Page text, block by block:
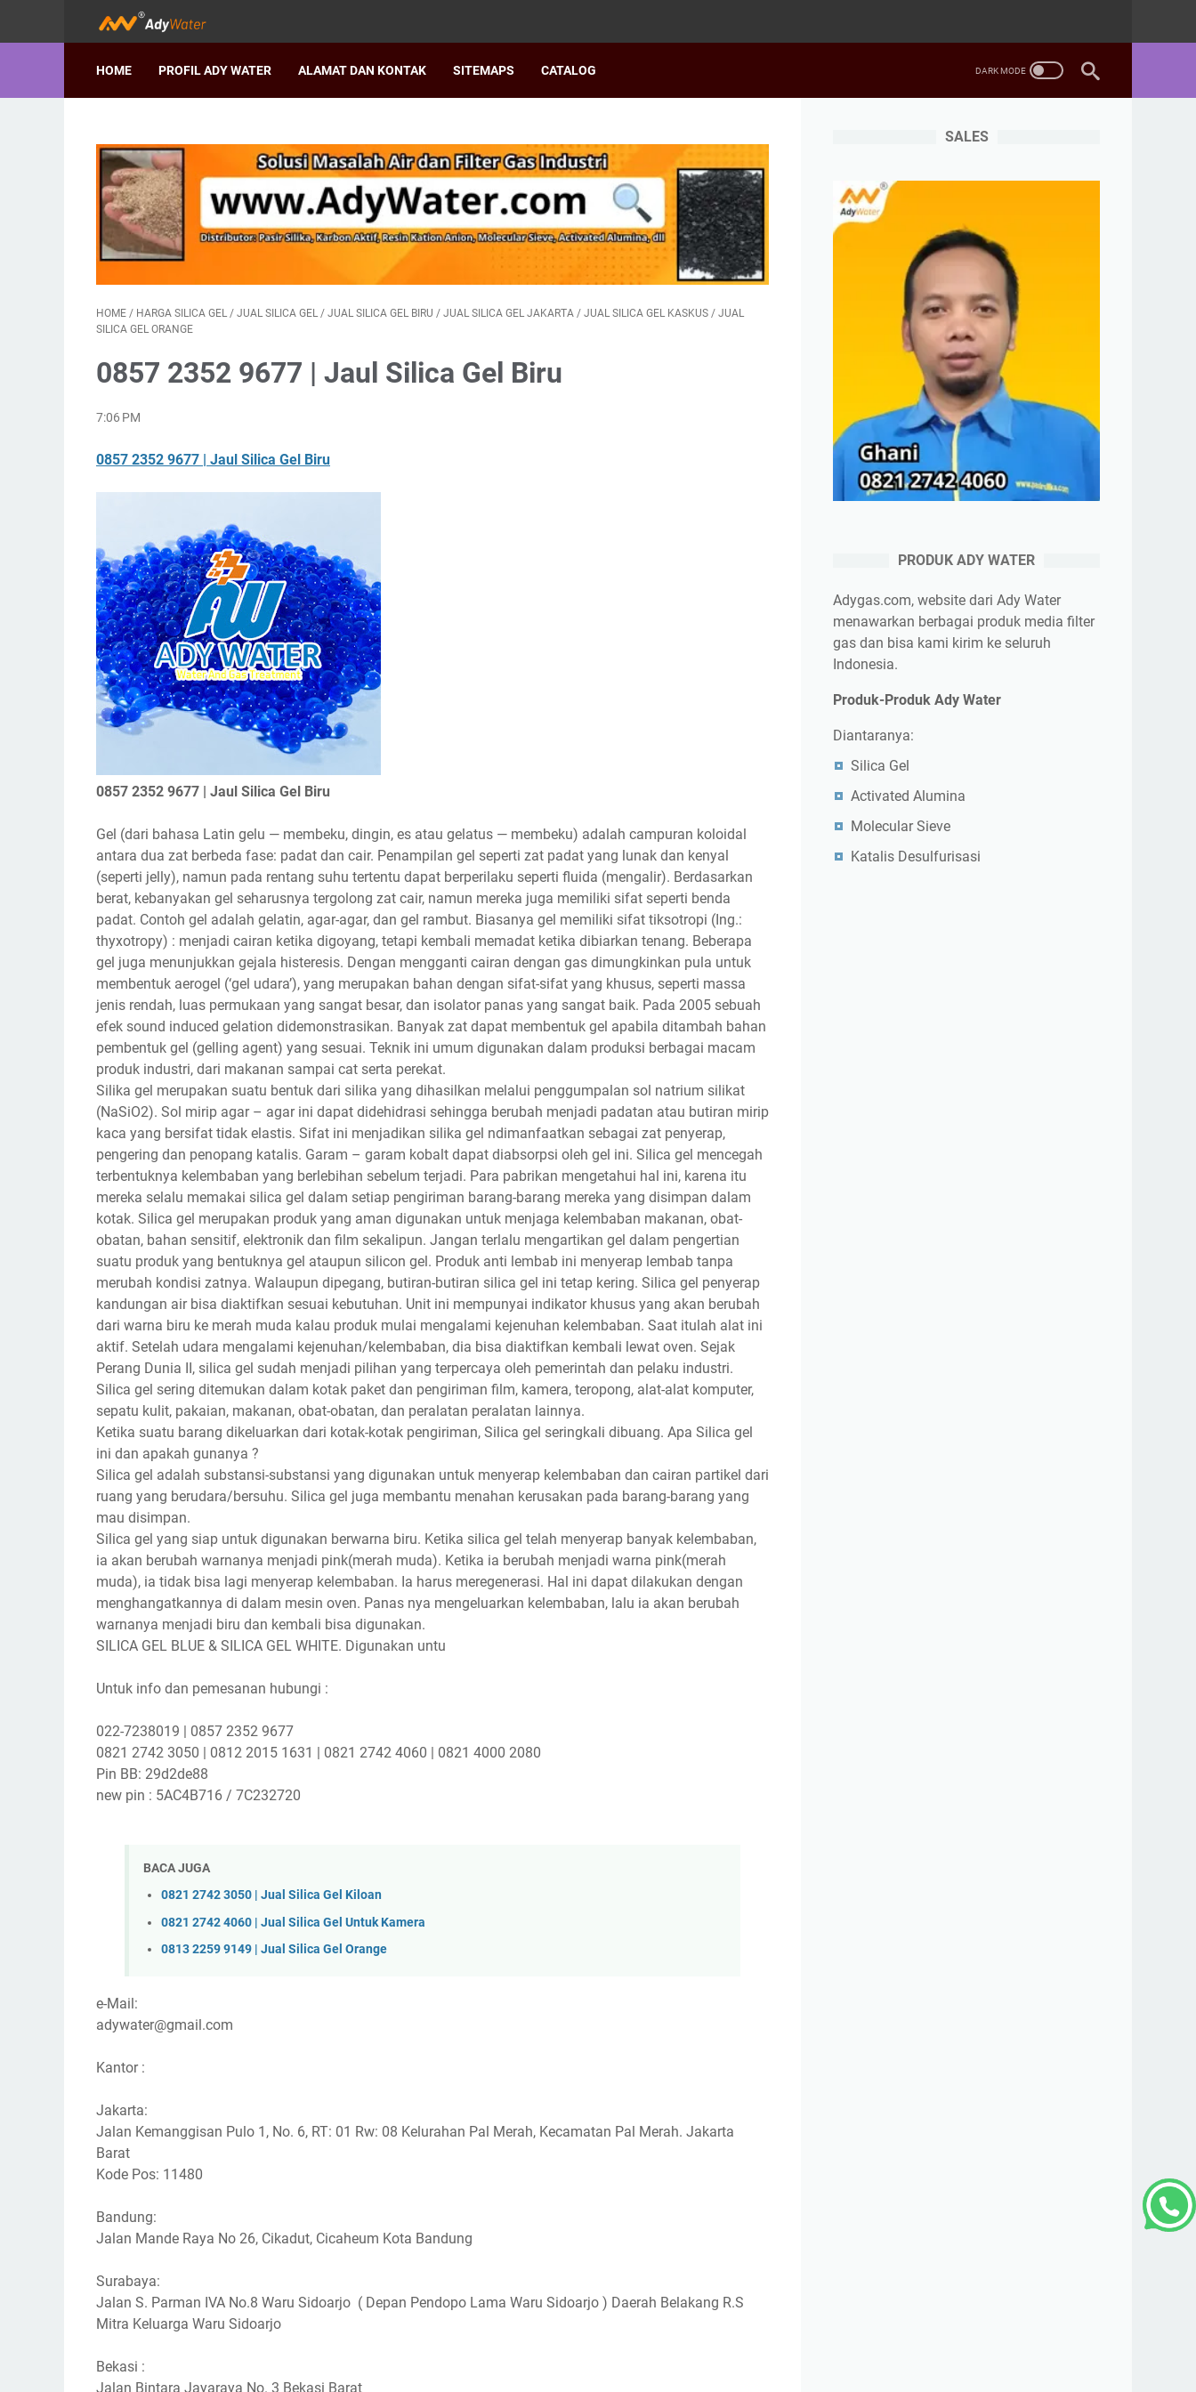
HOME PROFIL ADY WATER ALAMAT DAN KONTAK SITEMAPS CATALOG
HOME / HARGA SILICA GEL / JUAL SILICA GEL / JUAL SILICA GEL BIRU / JUAL SILICA GEL JAKARTA / JUAL SILICA GEL KASKUS / JUAL
SILICA GEL ORANGE
0857 2352 9677 | Jaul Silica Gel Biru
7:06 PM
0857 2352 9677 | Jaul Silica Gel Biru
0857 2352 9677 | Jaul Silica Gel Biru
Gel (dari bahasa Latin gelu — membeku, dingin, es atau gelatus — membeku) adalah campuran koloidal
antara dua zat berbeda fase: padat dan cair. Penampilan gel seperti zat padat yang lunak dan kenyal
(seperti jelly), namun pada rentang suhu tertentu dapat berperilaku seperti fluida (mengalir). Berdasarkan
berat, kebanyakan gel seharusnya tergolong zat cair, namun mereka juga memiliki sifat seperti benda
padat. Contoh gel adalah gelatin, agar-agar, dan gel rambut. Biasanya gel memiliki sifat tiksotropi (Ing.:
thyxotropy) : menjadi cairan ketika digoyang, tetapi kembali memadat ketika dibiarkan tenang. Beberapa
gel juga menunjukkan gejala histeresis. Dengan mengganti cairan dengan gas dimungkinkan pula untuk
membentuk aerogel (‘gel udara’), yang merupakan bahan dengan sifat-sifat yang khusus, seperti massa
jenis rendah, luas permukaan yang sangat besar, dan isolator panas yang sangat baik. Pada 2005 sebuah
efek sound induced gelation didemonstrasikan. Banyak zat dapat membentuk gel apabila ditambah bahan
pembentuk gel (gelling agent) yang sesuai. Teknik ini umum digunakan dalam produksi berbagai macam
produk industri, dari makanan sampai cat serta perekat.
Silika gel merupakan suatu bentuk dari silika yang dihasilkan melalui penggumpalan sol natrium silikat
(NaSiO2). Sol mirip agar – agar ini dapat didehidrasi sehingga berubah menjadi padatan atau butiran mirip
kaca yang bersifat tidak elastis. Sifat ini menjadikan silika gel ndimanfaatkan sebagai zat penyerap,
pengering dan penopang katalis. Garam – garam kobalt dapat diabsorpsi oleh gel ini. Silica gel mencegah
terbentuknya kelembaban yang berlebihan sebelum terjadi. Para pabrikan mengetahui hal ini, karena itu
mereka selalu memakai silica gel dalam setiap pengiriman barang-barang mereka yang disimpan dalam
kotak. Silica gel merupakan produk yang aman digunakan untuk menjaga kelembaban makanan, obat-
obatan, bahan sensitif, elektronik dan film sekalipun. Jangan terlalu mengartikan gel dalam pengertian
suatu produk yang bentuknya gel ataupun silicon gel. Produk anti lembab ini menyerap lembab tanpa
merubah kondisi zatnya. Walaupun dipegang, butiran-butiran silica gel ini tetap kering. Silica gel penyerap
kandungan air bisa diaktifkan sesuai kebutuhan. Unit ini mempunyai indikator khusus yang akan berubah
dari warna biru ke merah muda kalau produk mulai mengalami kejenuhan kelembaban. Saat itulah alat ini
aktif. Setelah udara mengalami kejenuhan/kelembaban, dia bisa diaktifkan kembali lewat oven. Sejak
Perang Dunia II, silica gel sudah menjadi pilihan yang terpercaya oleh pemerintah dan pelaku industri.
Silica gel sering ditemukan dalam kotak paket dan pengiriman film, kamera, teropong, alat-alat komputer,
sepatu kulit, pakaian, makanan, obat-obatan, dan peralatan peralatan lainnya.
Ketika suatu barang dikeluarkan dari kotak-kotak pengiriman, Silica gel seringkali dibuang. Apa Silica gel
ini dan apakah gunanya ?
Silica gel adalah substansi-substansi yang digunakan untuk menyerap kelembaban dan cairan partikel dari
ruang yang berudara/bersuhu. Silica gel juga membantu menahan kerusakan pada barang-barang yang
mau disimpan.
Silica gel yang siap untuk digunakan berwarna biru. Ketika silica gel telah menyerap banyak kelembaban,
ia akan berubah warnanya menjadi pink(merah muda). Ketika ia berubah menjadi warna pink(merah
muda), ia tidak bisa lagi menyerap kelembaban. Ia harus meregenerasi. Hal ini dapat dilakukan dengan
menghangatkannya di dalam mesin oven. Panas nya mengeluarkan kelembaban, lalu ia akan berubah
warnanya menjadi biru dan kembali bisa digunakan.
SILICA GEL BLUE & SILICA GEL WHITE. Digunakan untu
Untuk info dan pemesanan hubungi :
022-7238019 | 0857 2352 9677
0821 2742 3050 | 0812 2015 1631 | 0821 2742 4060 | 0821 4000 2080
Pin BB: 29d2de88
new pin : 5AC4B716 / 7C232720
BACA JUGA
0821 2742 3050 | Jual Silica Gel Kiloan
0821 2742 4060 | Jual Silica Gel Untuk Kamera
0813 2259 9149 | Jual Silica Gel Orange
e-Mail:
adywater@gmail.com
Kantor :
Jakarta:
Jalan Kemanggisan Pulo 1, No. 6, RT: 01 Rw: 08 Kelurahan Pal Merah, Kecamatan Pal Merah. Jakarta
Barat
Kode Pos: 11480
Bandung:
Jalan Mande Raya No 26, Cikadut, Cicaheum Kota Bandung
Surabaya:
Jalan S. Parman IVA No.8 Waru Sidoarjo ( Depan Pendopo Lama Waru Sidoarjo ) Daerah Belakang R.S
Mitra Keluarga Waru Sidoarjo
Bekasi :
Jalan Bintara Jayaraya No. 3 Bekasi Barat
SALES
PRODUK ADY WATER
Adygas.com, website dari Ady Water
menawarkan berbagai produk media filter
gas dan bisa kami kirim ke seluruh
Indonesia.
Produk-Produk Ady Water
Diantaranya:
Silica Gel
Activated Alumina
Molecular Sieve
Katalis Desulfurisasi